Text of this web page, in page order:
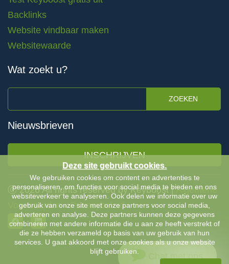
Backlinks
Website vindbaar maken
Websitewaarde
Wat zoekt u?
ZOEKEN
Nieuwsbrieven
INSCHRIJVEN
Ⓒ 2026 All rights reserved by Keyboost |Algemene
Voorwaarden-Privacybeleid
Chat met ons
Deze site gebruikt cookies.
We gebruiken cookies om content en advertenties te
personaliseren, om functies voor social media te bieden en ons
websiteverkeer te analyseren. Ook delen we informatie over uw
gebruik van onze site met onze partners voor social media,
adverteren en analyse. Deze partners kunnen deze gegevens
combineren met andere informatie die u aan ze heeft verstrekt of
die ze hebben verzameld op basis van uw gebruik van hun
services. U gaat akkoord met onze cookies als u onze website
blijft gebruiken.